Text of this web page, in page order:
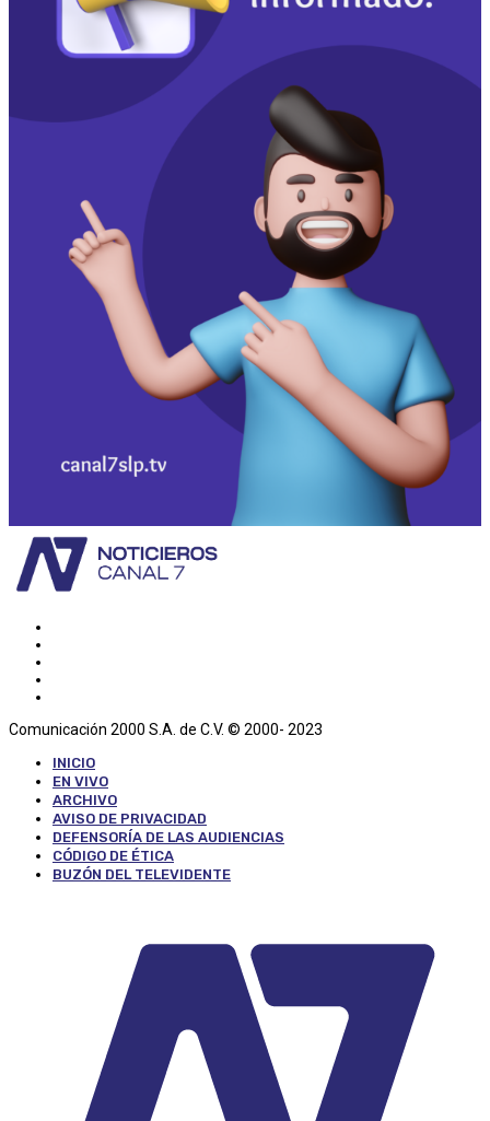
Comunicación 2000 S.A. de C.V. © 2000- 2023
INICIO
EN VIVO
ARCHIVO
AVISO DE PRIVACIDAD
DEFENSORÍA DE LAS AUDIENCIAS
CÓDIGO DE ÉTICA
BUZÓN DEL TELEVIDENTE